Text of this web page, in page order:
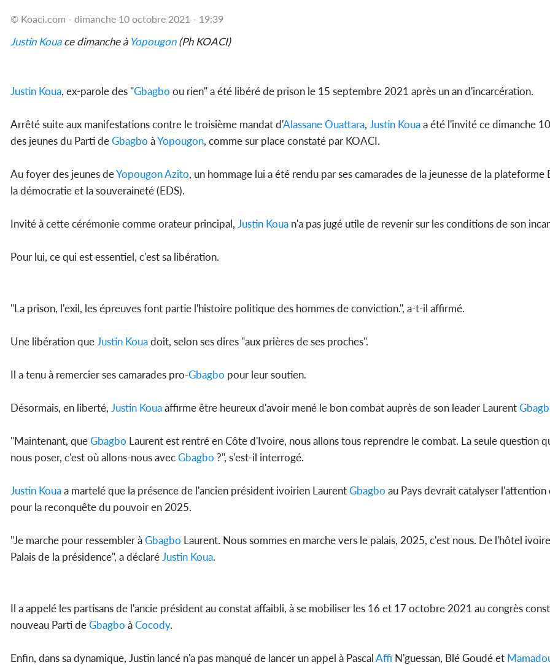
© Koaci.com - dimanche 10 octobre 2021 - 19:39
Justin Kouace dimanche à Yopougon(Ph KOACI)
Justin Koua, ex-parole des "Gbagbo ou rien" a été libéré de prison le 15 septembre 2021 après un an d'incarcération.
Arrêté suite aux manifestations contre le troisième mandat d'Alassane Ouattara, Justin Kouaa été l'invité ce dimanche
des jeunes du Parti deGbagbo àYopougon, comme sur place constaté par KOACI.
Au foyer des jeunes deYopougonAzito, un hommage lui a été rendu par ses camarades de la jeunesse de la plateforme
la démocratie et la souveraineté (EDS).
Invité à cette cérémonie comme orateur principal, Justin Koua n'a pas jugé utile de revenir sur les conditions de son
Pour lui, ce qui est essentiel, c'est sa libération.
"La prison, l'exil, les épreuves font partie l'histoire politique des hommes de conviction.", a-t-il affirmé.
Une libération que Justin Kouadoit, selon ses dires "aux prières de ses proches".
Il a tenu à remercier ses camarades pro-Gbagbo pour leur soutien.
Désormais, en liberté, Justin Kouaaffirme être heureux d'avoir mené le bon combat auprès de son leader Laurent
"Maintenant, queGbagbo Laurent est rentré en Côte d'Ivoire, nous allons tous reprendre le combat. La seule question
nous poser, c'est où allons-nous avecGbagbo ?", s'est-il interrogé.
Justin Kouaa martelé que la présence de l'ancien président ivoirien LaurentGbagbo au Pays devrait catalyser l'attention
pour la reconquête du pouvoir en 2025.
"Je marche pour ressembler àGbagbo Laurent. Nous sommes en marche vers le palais, 2025, c'est nous. De l'hôtel
Palais de la présidence", a déclaré Justin Koua.
Il a appelé les partisans de l'ancie président au constat affaibli, à se mobiliser les 16 et 17 octobre 2021 au congrès
nouveau Parti deGbagbo àCocody.
Enfin, dans sa dynamique, Justin lancé n'a pas manqué de lancer un appel à PascalAffi N'guessan, Blé Goudé et
Côte